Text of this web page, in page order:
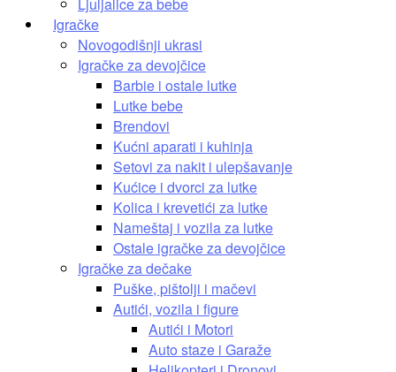
Igračke
Novogodišnji ukrasi
Igračke za devojčice
Barbie i ostale lutke
Lutke bebe
Brendovi
Kućni aparati i kuhinja
Setovi za nakit i ulepšavanje
Kućice i dvorci za lutke
Kolica i krevetići za lutke
Nameštaj i vozila za lutke
Ostale igračke za devojčice
Igračke za dečake
Puške, pištolji i mačevi
Autići, vozila i figure
Autići i Motori
Auto staze i Garaže